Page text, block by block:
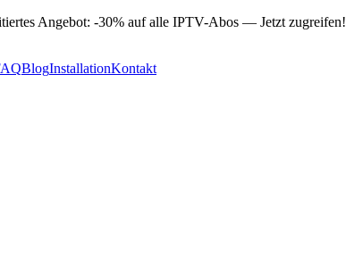
Angebot: -30% auf alle IPTV-Abos — Jetzt zugreifen!
BlogInstallationKontakt